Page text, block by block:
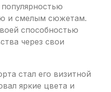
и смелым сюжетам.
способностью
через свои
стал его визитной
яркие цвета и